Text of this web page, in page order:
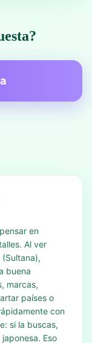
en
Al ver
(Sultana),
buena
marcas,
países o
con
si la buscas,
Eso